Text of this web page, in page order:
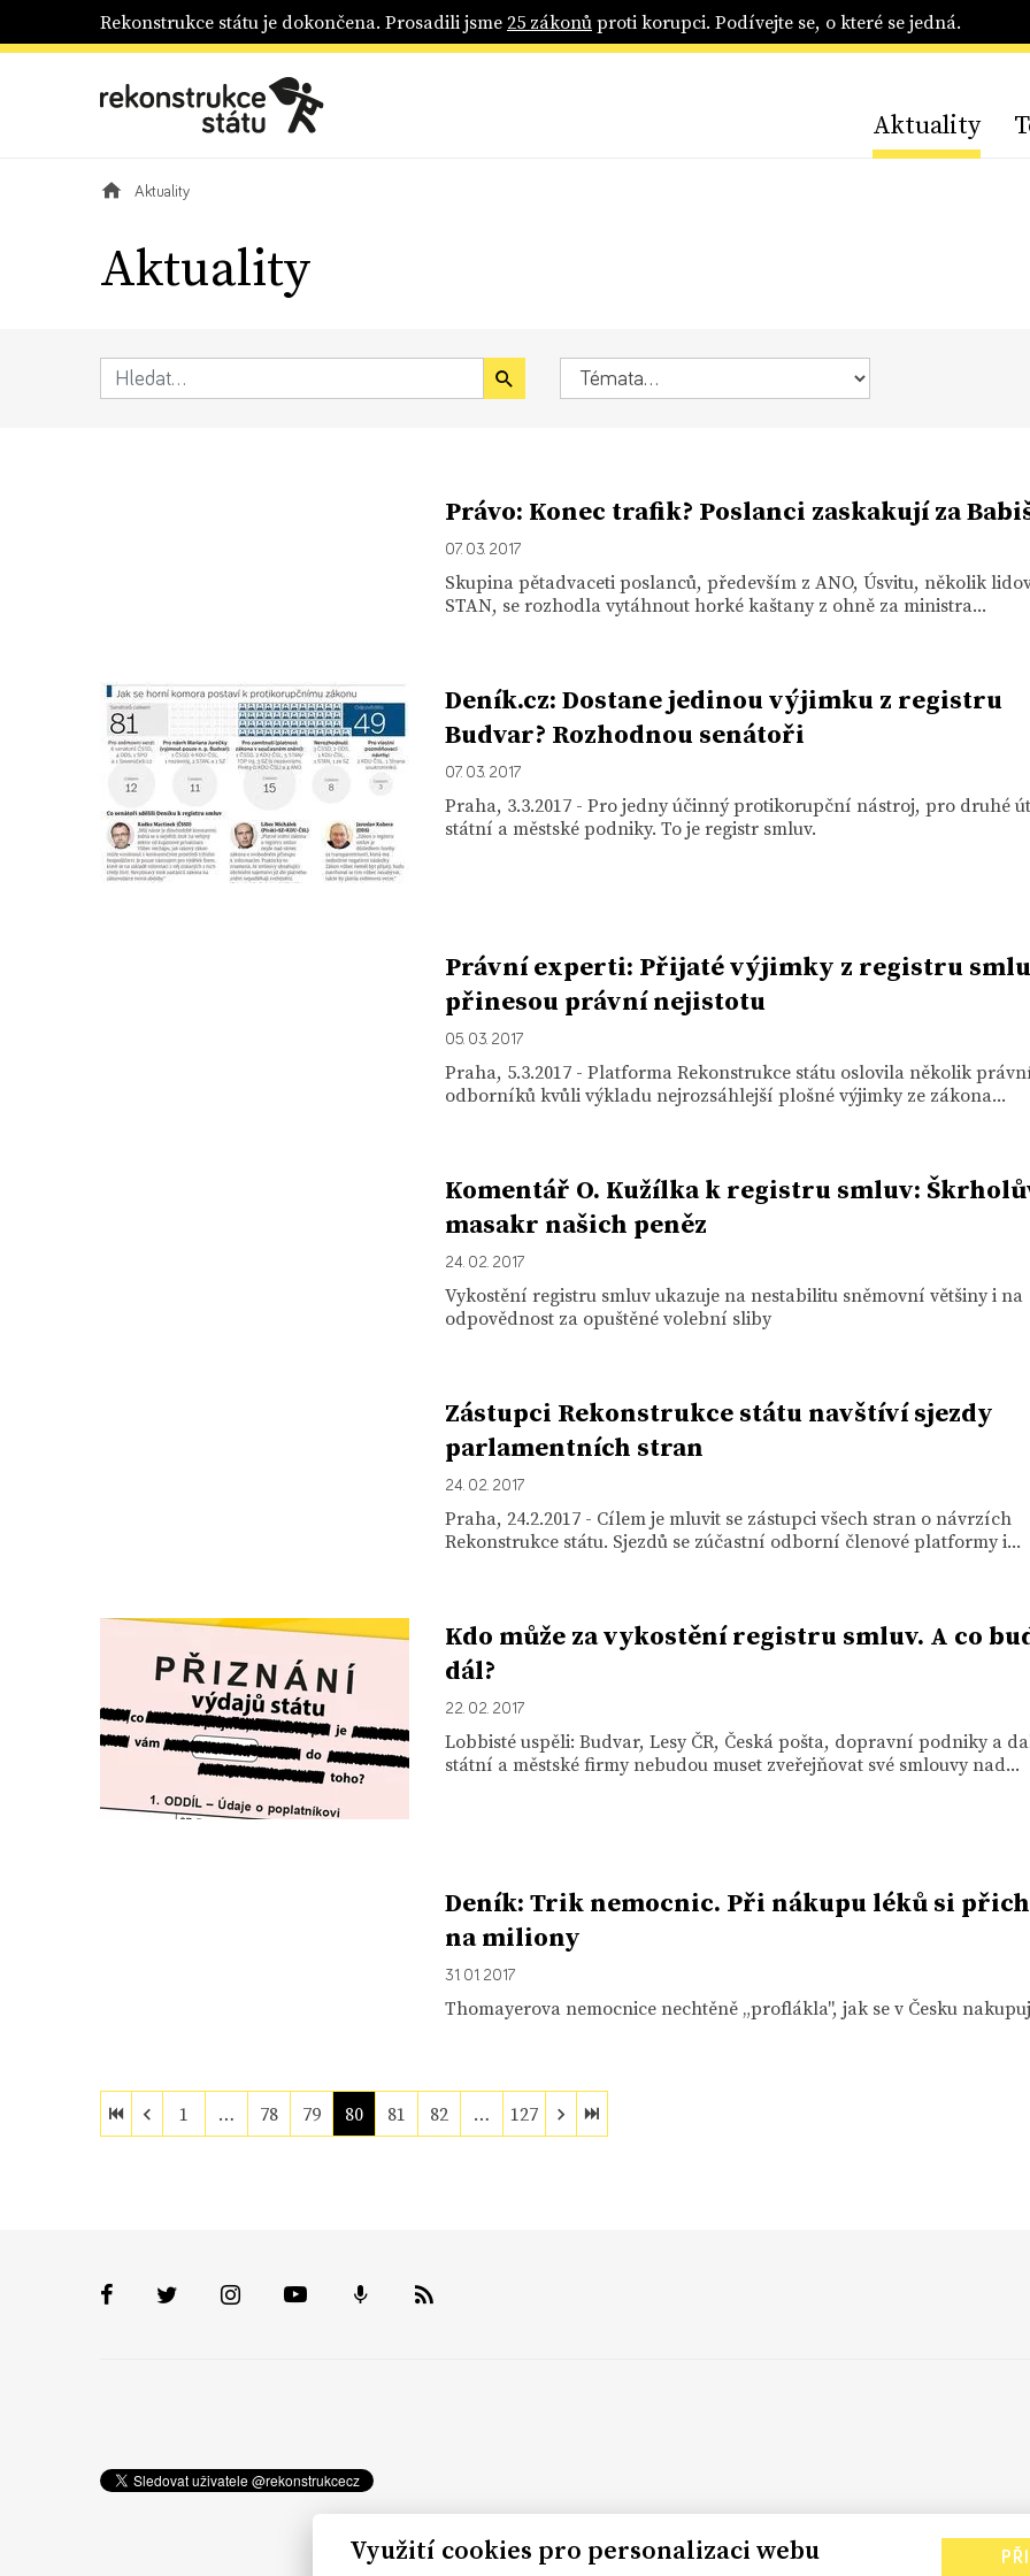
Rekonstrukce státu je dokončena. Prosadili jsme25 zákonůproti korupci. Podívejte se, o které se jedná.
Aktuality
Aktuality
Aktuality
Právo: Konec trafik? Poslanci zaskakují za
07. 03. 2017
Skupina pětadvaceti poslanců, především z ANO, Úsvitu, několik
STAN, se rozhodla vytáhnout horké kaštany z ohně za ministra...
Deník.cz: Dostane jedinou výjimku z registru
Budvar? Rozhodnou senátoři
07. 03. 2017
Praha, 3.3.2017 - Pro jedny účinný protikorupční nástroj, pro druhé
státní a městské podniky. To je registr smluv.
Právní experti: Přijaté výjimky z registru
přinesou právní nejistotu
05. 03. 2017
Praha, 5.3.2017 - Platforma Rekonstrukce státu oslovila několik
odborníků kvůli výkladu nejrozsáhlejší plošné výjimky ze zákona...
Komentář O. Kužílka k registru smluv:
masakr našich peněz
24. 02. 2017
Vykostění registru smluv ukazuje na nestabilitu sněmovní většiny i na
odpovědnost za opuštěné volební sliby
Zástupci Rekonstrukce státu navštíví sjezdy
parlamentních stran
24. 02. 2017
Praha, 24.2.2017 - Cílem je mluvit se zástupci všech stran o návrzích
Rekonstrukce státu. Sjezdů se zúčastní odborní členové platformy i...
Kdo může za vykostění registru smluv. A co
dál?
22. 02. 2017
Lobbisté uspěli: Budvar, Lesy ČR, Česká pošta, dopravní podniky a
státní a městské firmy nebudou muset zveřejňovat své smlouvy nad...
Deník: Trik nemocnic. Při nákupu léků si
na miliony
31. 01. 2017
Thomayerova nemocnice nechtěně „proflákla", jak se v Česku
1 … 78 79 80 81 82 … 127
Využití cookies pro personalizaci webu